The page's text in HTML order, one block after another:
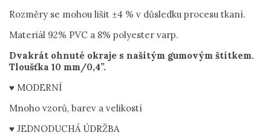
Rozměry se mohou lišit ±4 % v důsledku procesu tkaní.
Materiál 92% PVC a 8% polyester varp.
Dvakrát ohnuté okraje s našitým gumovým štítkem.
Tloušťka 10 mm/0,4”.
♥ MODERNÍ
Mnoho vzorů, barev a velikostí
♥ JEDNODUCHÁ ÚDRŽBA